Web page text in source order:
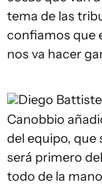
tema de las
confiamos que
nos va hacer
Diego Battiste
Canobbio
del equipo, que
será primero
todo de la